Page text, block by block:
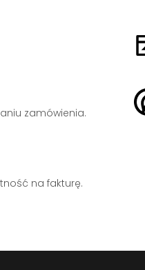
zamówienia.
na fakturę.